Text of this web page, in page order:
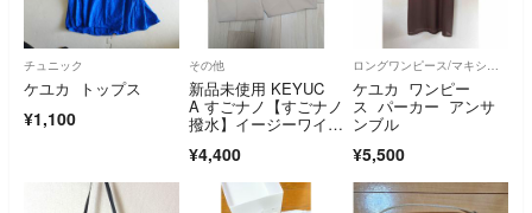
チュニック
ケユカ トップス
¥1,100
その他
新品未使用 KEYUC
A すごナノ【すごナノ
撥水】イージーワイド
¥4,400
ロングワンピース/マキシワンピース
ケユカ ワンピー
ス パーカー アンサ
ンブル
¥5,500